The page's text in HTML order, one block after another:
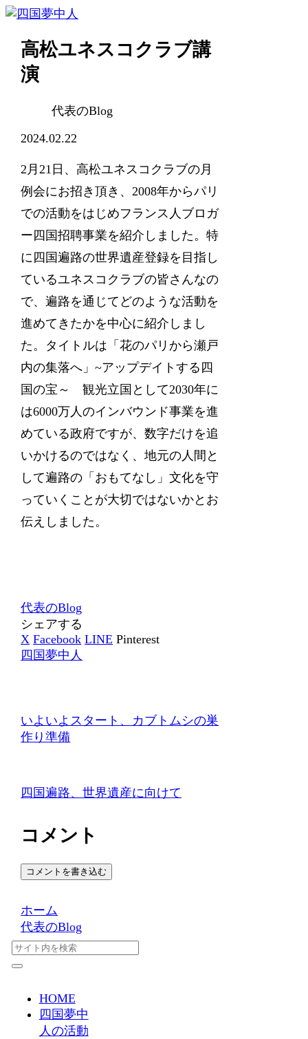
高松ユネスコクラブ講
演
代表のBlog
2024.02.22
2月21日、高松ユネスコクラブの月
例会にお招き頂き、2008年からパリ
での活動をはじめフランス人ブロガ
ー四国招聘事業を紹介しました。特
に四国遍路の世界遺産登録を目指し
ているユネスコクラブの皆さんなの
で、遍路を通じてどのような活動を
進めてきたかを中心に紹介しまし
た。タイトルは「花のパリから瀬戸
内の集落へ」~アップデイトする四
国の宝～ 観光立国として2030年に
は6000万人のインバウンド事業を進
めている政府ですが、数字だけを追
いかけるのではなく、地元の人間と
して遍路の「おもてなし」文化を守
っていくことが大切ではないかとお
伝えしました。
代表のBlog
シェアする
X Facebook LINE Pinterest
四国夢中人
いよいよスタート、カブトムシの巣
作り準備
四国遍路、世界遺産に向けて
コメント
コメントを書き込む
ホーム
代表のBlog
HOME
四国夢中
人の活動